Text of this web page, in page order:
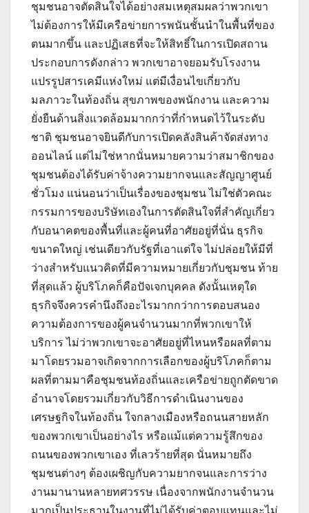
ชุมชนอาจตัดสินใจได้อย่างสมเหตุสมผลว่าพวกเขา
ไม่ต้องการให้มีเครือข่ายการพนันชั้นนำในพื้นที่ของ
ตนมากขึ้น และปฏิเสธที่จะให้สิทธิ์ในการเปิดสถาน
ประกอบการดังกล่าว พวกเขาอาจยอมรับโรงงาน
แปรรูปสารเคมีแห่งใหม่ แต่มีเงื่อนไขเกี่ยวกับ
มลภาวะในท้องถิ่น สุขภาพของพนักงาน และความ
ยั่งยืนด้านสิ่งแวดล้อมมากกว่าที่กำหนดไว้ในระดับ
ชาติ ชุมชนอาจยินดีกับการเปิดคลังสินค้าจัดส่งทาง
ออนไลน์ แต่ไม่ใช่หากนั่นหมายความว่าสมาชิกของ
ชุมชนต้องได้รับค่าจ้างความยากจนและสัญญาศูนย์
ชั่วโมง แน่นอนว่าเป็นเรื่องของชุมชน ไม่ใช่ตัวคณะ
กรรมการของบริษัทเองในการตัดสินใจที่สำคัญเกี่ยว
กับอนาคตของพื้นที่และผู้คนที่อาศัยอยู่ที่นั่น ธุรกิจ
ขนาดใหญ่ เช่นเดียวกับรัฐที่เอาแต่ใจ ไม่ปล่อยให้มีที่
ว่างสำหรับแนวคิดที่มีความหมายเกี่ยวกับชุมชน ท้าย
ที่สุดแล้ว ผู้บริโภคก็คือปัจเจกบุคคล ดังนั้นเหตุใด
ธุรกิจจึงควรคำนึงถึงอะไรมากกว่าการตอบสนอง
ความต้องการของผู้คนจำนวนมากที่พวกเขาให้
บริการ ไม่ว่าพวกเขาจะอาศัยอยู่ที่ไหนหรือผลที่ตาม
มาโดยรวมอาจเกิดจากการเลือกของผู้บริโภคก็ตาม
ผลที่ตามมาคือชุมชนท้องถิ่นและเครือข่ายถูกตัดขาด
อำนาจโดยรวมเกี่ยวกับวิธีการดำเนินงานของ
เศรษฐกิจในท้องถิ่น ใจกลางเมืองหรือถนนสายหลัก
ของพวกเขาเป็นอย่างไร หรือแม้แต่ความรู้สึกของ
ถนนของพวกเขาเอง ที่เลวร้ายที่สุด นั่นหมายถึง
ชุมชนต่างๆ ต้องเผชิญกับความยากจนและการว่าง
งานมานานหลายทศวรรษ เนื่องจากพนักงานจำนวน